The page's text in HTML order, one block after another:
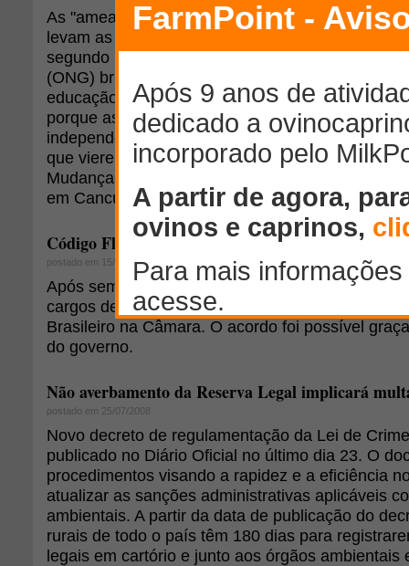
As "ameaças" e as "oportunidades" são os
levam as empresas a adotarem novas práticas
segundo Ed Wilson, presidente da organização
(ONG) britânica Earthwatch, referência em
educação ambiental. Na avaliação de Wilson,
porque as companhias continuarão a buscar
independentemente do resultado de acordos
que vierem a ser fechados na Convenção das
Mudanças Climáticas (COP-16), que começa na
em Cancún, no México.
Código Florestal: ruralistas serão maioria na
postado em 15/10/2009
Após semanas de debates, os ruralistas ficaram
cargos de comando da Comissão Especial do
Brasileiro na Câmara. O acordo foi possível
do governo.
Não averbamento da Reserva Legal implicará
postado em 25/07/2008
Novo decreto de regulamentação da Lei de
publicado no Diário Oficial no último dia 23. O
procedimentos visando a rapidez e a eficiência
atualizar as sanções administrativas aplicáveis
ambientais. A partir da data de publicação do
rurais de todo o país têm 180 dias para
legais em cartório e junto aos órgãos ambientais